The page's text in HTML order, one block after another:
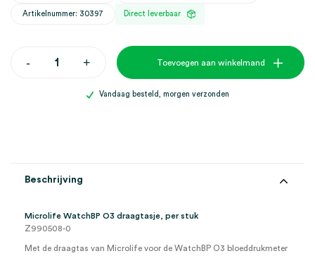
Artikelnummer: 30397 Direct leverbaar
-Microlife
+ Toevoegen aan winkelmand
Vandaag besteld, morgen verzonden
Beschrijving
Microlife WatchBP O3 draagtasje, per stuk
Z990508-0
Met de draagtas van Microlife voor de WatchBP O3 bloeddrukmeter